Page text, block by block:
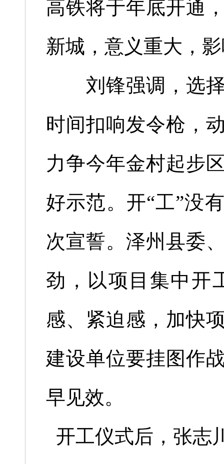
高铁将于年底开通
新城，意义重大，
刘锋强调，选择
时间扣响发令枪，
力争今年金村起步
好示范。开“工”没
次宣誓。泽州县委
劲，以项目集中开
感、紧迫感，加快
建设单位要挂图作
早见效。
开工仪式后，张志